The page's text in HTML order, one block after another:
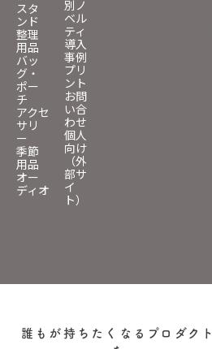
スタ
ンド
整理
用品
バッ
グ・
ポー
チ
アクセ
サリ
ー
季節
用品
オー
ディオ
別ノ
ベル
ティ
導入
事例
プリ
ント
お問
い合
わせ
個人
向け
（外
部サ
イ
ト）
誰もが持ちたくなるプロダクト